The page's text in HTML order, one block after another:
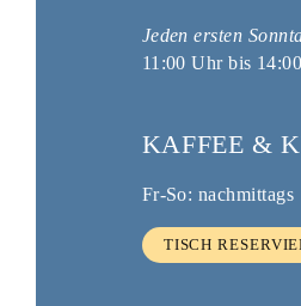
Jeden ersten
11:00Uhr bis
KAFFEE &
Fr-So: nachmittags
TISCH